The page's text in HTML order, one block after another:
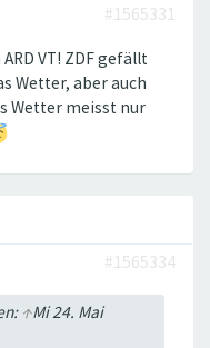
#1565331
VT! ZDF gefällt
Wetter, aber auch
Wetter meisst nur
#1565334
↑Mi 24. Mai